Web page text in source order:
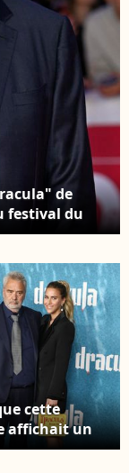
de la
du film
TCL
Theatre IMAX
Los
Californie,
le 3 février
Backgrid
de
festival du
cette
affichait un
à l'effigie du